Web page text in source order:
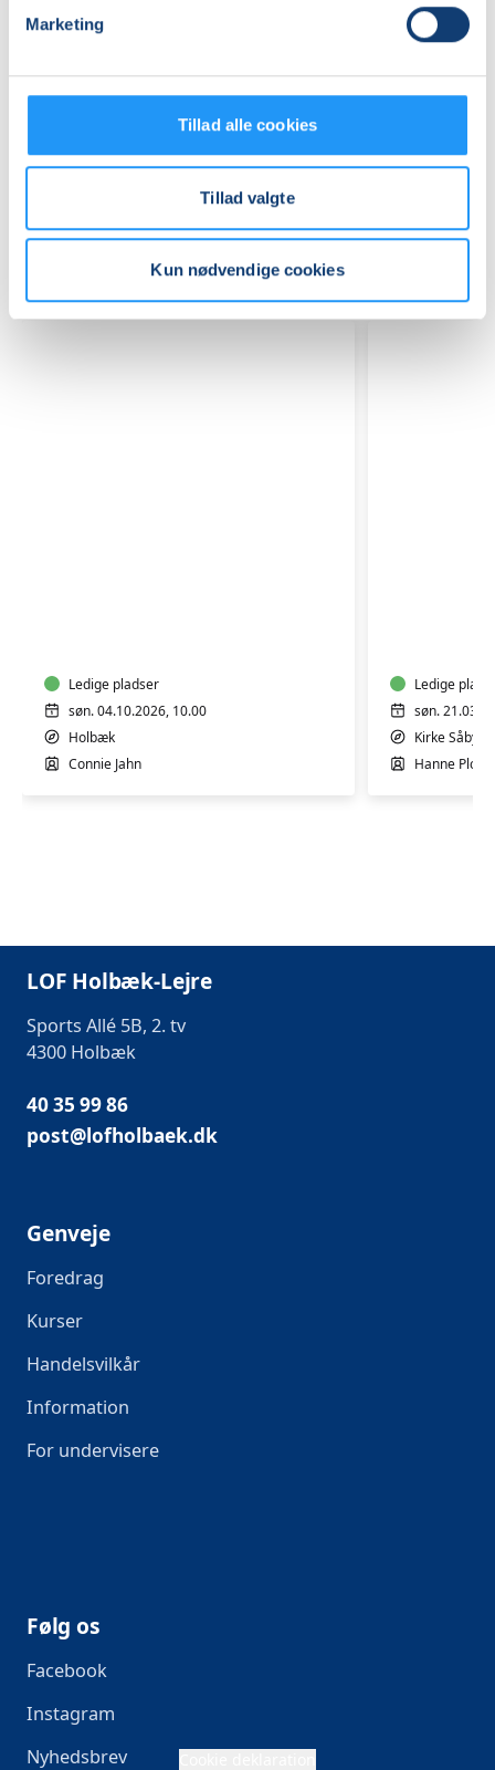
Marketing
Tillad alle cookies
Tillad valgte
Kun nødvendige cookies
Praktiske oplysninger
Relaterede hold
Ledige pladser
søn. 04.10.2026, 10.00
Holbæk
Connie Jahn
Ledige
søn.
Kirke Såby
Hanne Ploug
LOF Holbæk-Lejre
Sports Allé 5B, 2. tv
4300 Holbæk
40 35 99 86
post@lofholbaek.dk
Genveje
Foredrag
Kurser
Handelsvilkår
Information
For undervisere
Følg os
Facebook
Instagram
Nyhedsbrev